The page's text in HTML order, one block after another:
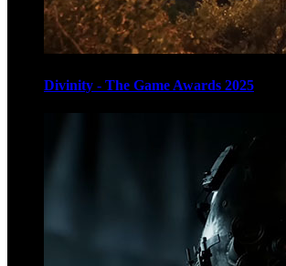
Divinity - The Game Awards 2025